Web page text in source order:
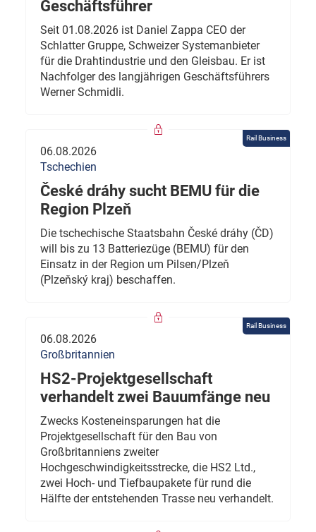
Geschäftsführer
Seit 01.08.2026 ist Daniel Zappa CEO der
Schlatter Gruppe, Schweizer Systemanbieter
für die Drahtindustrie und den Gleisbau. Er ist
Nachfolger des langjährigen Geschäftsführers
Werner Schmidli.
Rail Business
06.08.2026
Tschechien
České dráhy sucht BEMU für die
Region Plzeň
Die tschechische Staatsbahn České dráhy (ČD)
will bis zu 13 Batteriezüge (BEMU) für den
Einsatz in der Region um Pilsen/Plzeň
(Plzeňský kraj) beschaffen.
Rail Business
06.08.2026
Großbritannien
HS2-Projektgesellschaft
verhandelt zwei Bauumfänge neu
Zwecks Kosteneinsparungen hat die
Projektgesellschaft für den Bau von
Großbritanniens zweiter
Hochgeschwindigkeitsstrecke, die HS2 Ltd.,
zwei Hoch- und Tiefbaupakete für rund die
Hälfte der entstehenden Trasse neu verhandelt.